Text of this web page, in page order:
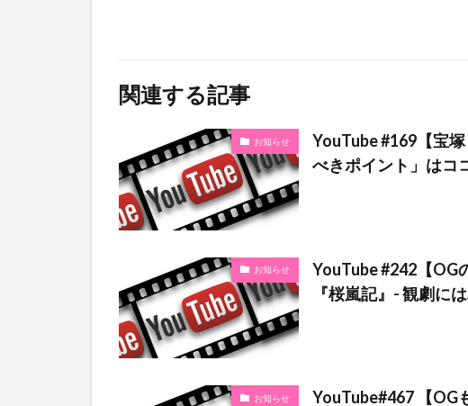
関連する記事
お知らせ
YouTube #169【宝
べきポイント」はコ
お知らせ
YouTube #242【OG
『桜嵐記』- 観劇に
お知らせ YouTube#467 【OG